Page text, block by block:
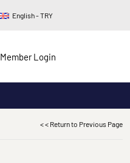
English - TRY
Member Login
< < Return to Previous Page